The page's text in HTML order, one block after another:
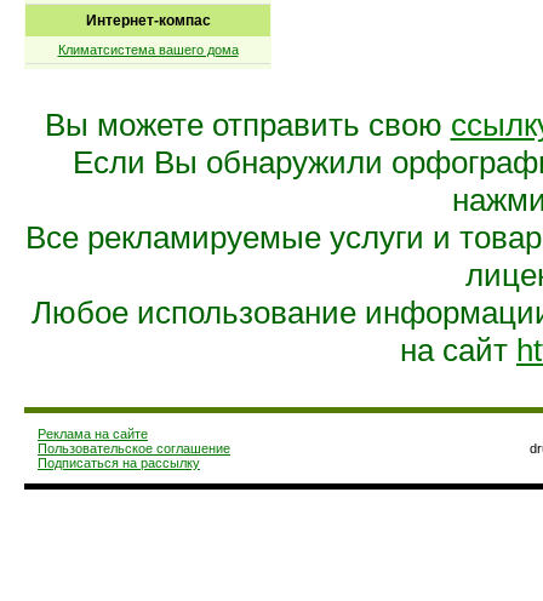
Интернет-компас
Климатсистема вашего дома
Вы можете отправить свою
Если Вы обнаружили
Все рекламируемые услуги и
Любое использование
на сайт
Реклама на сайте
Пользовательское соглашение
Подписаться на рассылку